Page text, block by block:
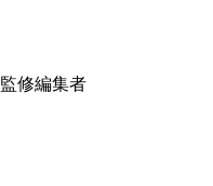
監修編集者